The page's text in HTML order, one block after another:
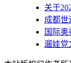
关于
成都世
国际
遛娃党